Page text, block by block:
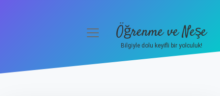
menüyüÖğrenme ve Neşe
Bilgiyle dolu keyifli bir yolculuk!